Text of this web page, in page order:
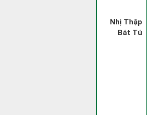
Nhị Thập
Bát Tú